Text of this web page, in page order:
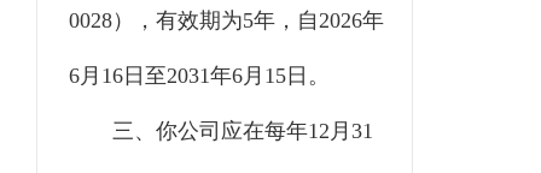
0028），有效期为5年，自2026年
6月 16 日至2031年6月 15 日。
三、你公司 应在每年12 月 31